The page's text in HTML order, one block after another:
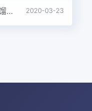
精甲醇及MTO级甲醇精馏工艺技术进展 2020-03-23